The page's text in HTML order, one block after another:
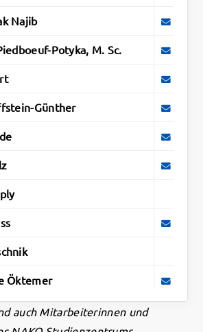
Najib
Potyka, M. Sc.
Günther
Öktemer
auch Mitarbeiterinnen und